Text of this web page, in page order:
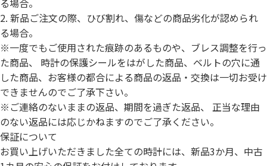
る場合。
2. 新品ご注文の際、ひび割れ、傷などの商品劣化が認められ
る場合。
※一度でもご使用された痕跡のあるものや、ブレス調整を行っ
た商品、 時計の保護シールをはがした商品、ベルトの穴に通
した商品、お客様の都合による商品の返品・交換は一切お受け
できませんのでご了承下さい。
※ご連絡のないままの返品、期間を過ぎた返品、 正当な理由
のない返品には応じかねますのでご了承ください。
保証について
お買い上げいただきました全ての時計には、新品3か月、中古